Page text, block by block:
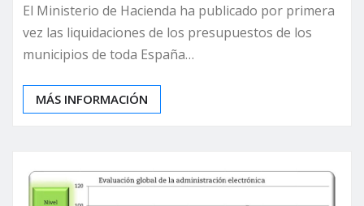
El Ministerio de Hacienda ha publicado por primera
vez las liquidaciones de los presupuestos de los
municipios de toda España…
MÁS INFORMACIÓN